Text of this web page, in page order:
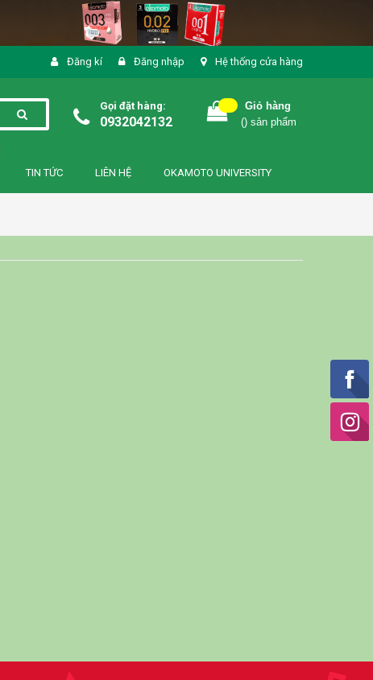
Đăng kí Đăng nhập Hệ thống cửa hàng
Gọi đặt hàng:
0932042132
Giỏ hàng
() sản phẩm
TIN TỨC LIÊN HỆ OKAMOTO UNIVERSITY